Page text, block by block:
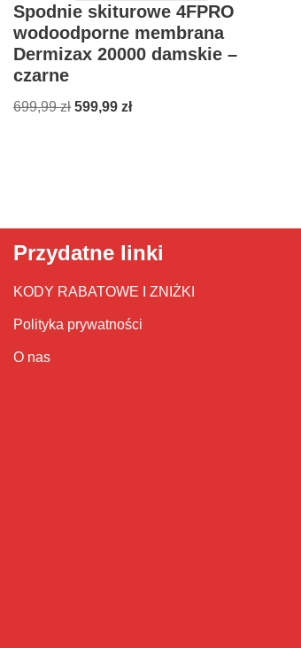
Spodnie skiturowe 4FPRO
wodoodporne membrana
Dermizax 20000 damskie –
czarne
699,99zł 599,99 zł
Przydatne linki
KODY RABATOWE I ZNIŻKI
Polityka prywatności
O nas